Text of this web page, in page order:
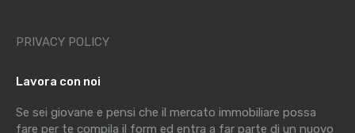
PRIVACY POLICY
Lavora con noi
Se sei giovane e pensi che il mercato immobiliare possa
fare per te compila il form ed entra a far parte di un nuovo